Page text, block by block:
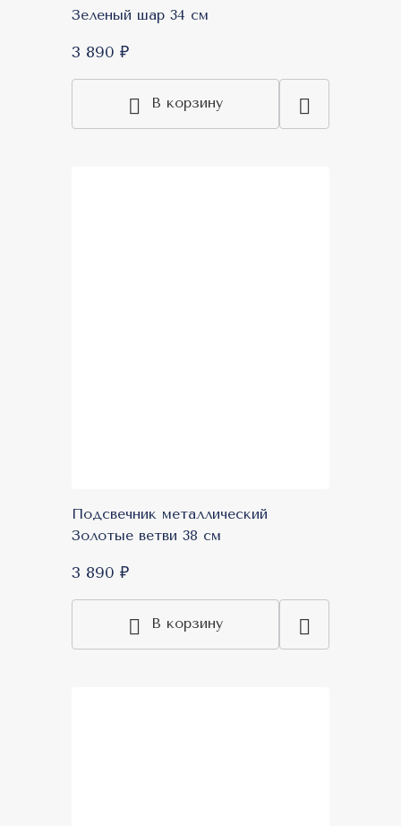
Зеленый шар 34 см
3 890 ₽
В корзину
Подсвечник металлический
Золотые ветви 38 см
3 890 ₽
В корзину